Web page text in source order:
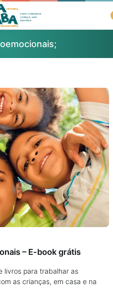
– E-book grátis
livros para trabalhar as
as crianças, em casa e na